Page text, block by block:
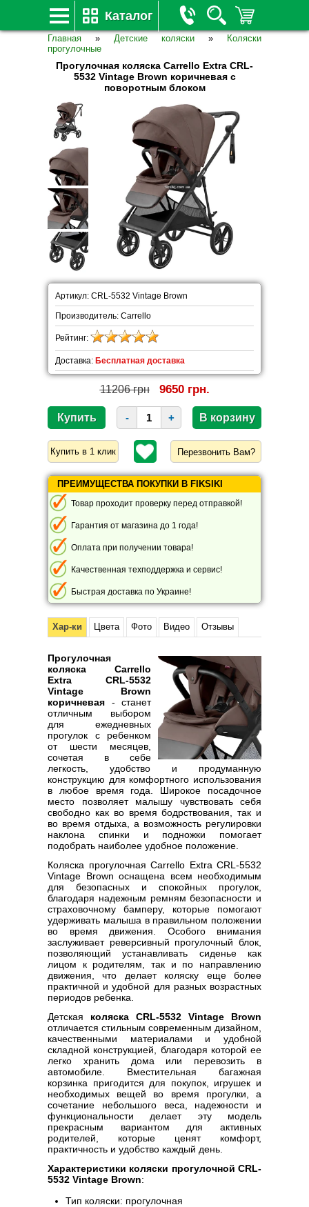
Каталог
Главная » Детские коляски »
Коляски
прогулочные
Прогулочная коляска Carrello Extra CRL-
5532 Vintage Brown коричневая с
поворотным блоком
Артикул: CRL-5532 Vintage Brown
Производитель: Carrello
Рейтинг:
Доставка: Бесплатная доставка
11206 грн 9650 грн.
- +
Перезвонить Вам?
ПРЕИМУЩЕСТВА ПОКУПКИ В FIKSIKI
Товар проходит проверку перед отправкой!
Гарантия от магазина до 1 года!
Оплата при получении товара!
Качественная техподдержка и сервис!
Быстрая доставка по Украине!
Хар-ки Цвета Фото Видео Отзывы
Прогулочная
коляска Carrello
Extra CRL-5532
Vintage Brown
коричневая - станет
отличным выбором
для ежедневных
прогулок с ребенком
от шести месяцев,
сочетая в себе
легкость, удобство и продуманную
конструкцию для комфортного использования
в любое время года. Широкое посадочное
место позволяет малышу чувствовать себя
свободно как во время бодрствования, так и
во время отдыха, а возможность регулировки
наклона спинки и подножки помогает
подобрать наиболее удобное положение.
Коляска прогулочная Carrello Extra CRL-5532
Vintage Brown оснащена всем необходимым
для безопасных и спокойных прогулок,
благодаря надежным ремням безопасности и
страховочному бамперу, которые помогают
удерживать малыша в правильном положении
во время движения. Особого внимания
заслуживает реверсивный прогулочный блок,
позволяющий устанавливать сиденье как
лицом к родителям, так и по направлению
движения, что делает коляску еще более
практичной и удобной для разных возрастных
периодов ребенка.
Детская коляска CRL-5532 Vintage Brown
отличается стильным современным дизайном,
качественными материалами и удобной
складной конструкцией, благодаря которой ее
легко хранить дома или перевозить в
автомобиле. Вместительная багажная
корзинка пригодится для покупок, игрушек и
необходимых вещей во время прогулки, а
сочетание небольшого веса, надежности и
функциональности делает эту модель
прекрасным вариантом для активных
родителей, которые ценят комфорт,
практичность и удобство каждый день.
Характеристики коляски прогулочной CRL-
5532 Vintage Brown:
Тип коляски: прогулочная